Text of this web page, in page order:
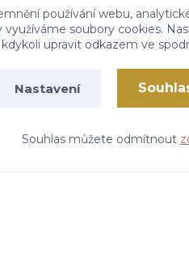
používání webu,
soubory cookies.
upravit odkazem ve
Nastavení
Souhlas můžete odmítnout